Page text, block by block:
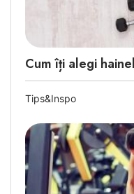
Cum îți alegi
Tips&Inspo